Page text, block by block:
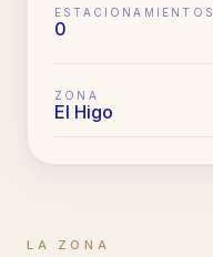
ESTACIONAMIENTOS
0
ZONA
El Higo
LA ZONA